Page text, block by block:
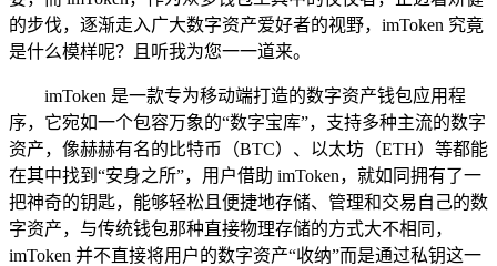
的步伐，逐渐走入广大数字资产爱好者的视野，imToken 究竟
是什么模样呢？且听我为您一一道来。
imToken 是一款专为移动端打造的数字资产钱包应用程
序，它宛如一个包容万象的“数字宝库”，支持多种主流的数字
资产，像赫赫有名的比特币（BTC）、以太坊（ETH）等都能
在其中找到“安身之所”，用户借助 imToken，就如同拥有了一
把神奇的钥匙，能够轻松且便捷地存储、管理和交易自己的数
字资产，与传统钱包那种直接物理存储的方式大不相同，
imToken 并不直接将用户的数字资产“收纳”而是通过私钥这一